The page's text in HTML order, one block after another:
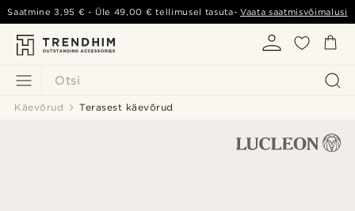
Otsi
Saatmine3,95 € - Üle 49,00 € tellimusel tasuta-Vaata saatmisvõimalusi
Käevõrud Terasest käevõrud